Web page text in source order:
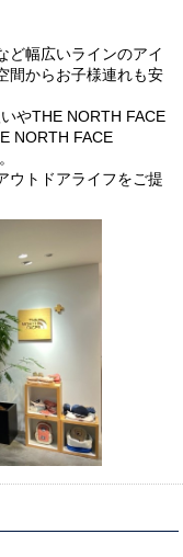
ど幅広いラインのアイ
間からお子様連れも安
やTHE NORTH FACE
NORTH FACE
ウトドアライフをご提